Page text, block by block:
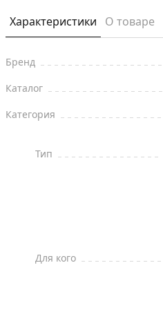
Характеристики О товаре
Бренд
Каталог
Категория
Тип
Для кого